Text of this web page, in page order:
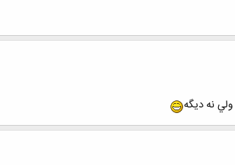
نه ديگه